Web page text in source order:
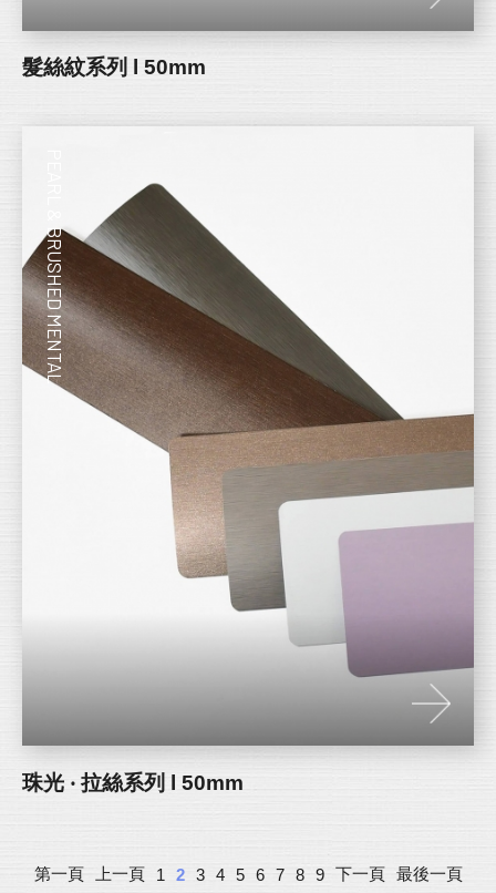
髮絲紋系列 l 50mm
PEARL & BRUSHED MENTAL
珠光 ‧ 拉絲系列 l 50mm
第一頁 上一頁 1 2 3 4 5 6 7 8 9 下一頁 最後一頁